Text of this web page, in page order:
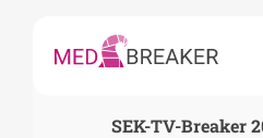
SEK-TV-Breaker